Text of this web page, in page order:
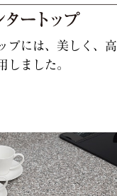
プには、美しく、高
しました。